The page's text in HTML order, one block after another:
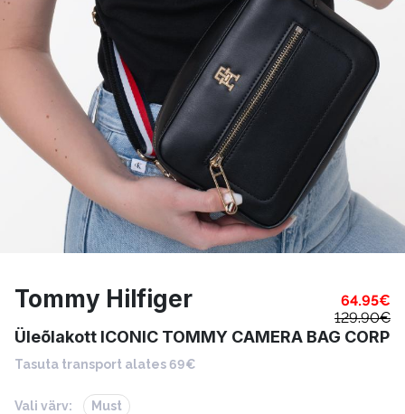
Tommy Hilfiger 64.95€
129.90€
Üleõlakott ICONIC TOMMY CAMERA BAG CORP
Tasuta transport alates 69€
Vali värv: Must